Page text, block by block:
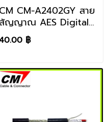
CM-A2402GY สาย
ญญาณ AES Digital
Audio DMX 2 Cores,
สีเทา / 1 เมตร
฿